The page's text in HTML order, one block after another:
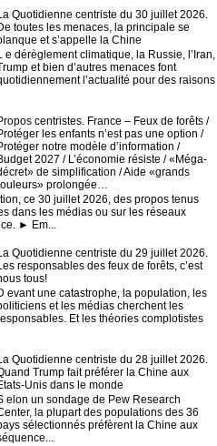
Quotidienne centriste du 30 juillet 2026.
toutes les menaces, la principale se
et s’appelle la Chine
e dérèglement climatique, la Russie, l’Iran,
et bien d’autres menaces font
l’actualité pour des raisons
centristes. France – Feux de forêts /
les enfants n’est pas une option /
notre modèle d’information /
2027 / L’économie résiste / «Méga-
de simplification / Aide «grands
prolongée…
ce 30 juillet 2026, des propos tenus
dans les médias ou sur les réseaux
► Em...
Quotidienne centriste du 29 juillet 2026.
responsables des feux de forêts, c’est
tous!
evant une catastrophe, la population, les
et les médias cherchent les
Et les théories complotistes
Quotidienne centriste du 28 juillet 2026.
Trump fait préférer la Chine aux
Unis dans le monde
elon un sondage de Pew Research
la plupart des populations des 36
sélectionnés préfèrent la Chine aux